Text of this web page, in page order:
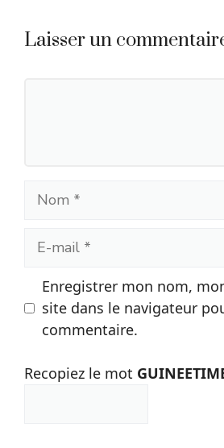
Laisser un
Nom
Enregistrer mon nom,
site dans le navigateur
commentaire.
Recopiez le mot